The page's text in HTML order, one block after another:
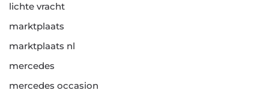
lichte vracht
marktplaats
marktplaats nl
mercedes
mercedes occasion